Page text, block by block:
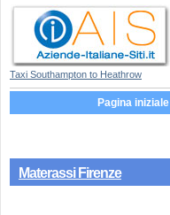
Taxi Southampton to Heathrow
Pagina iniziale
Materassi Firenze